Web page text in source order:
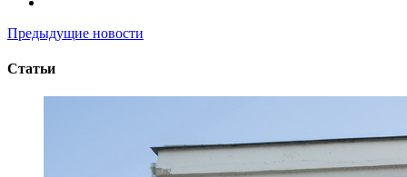
Предыдущие новости
Статьи